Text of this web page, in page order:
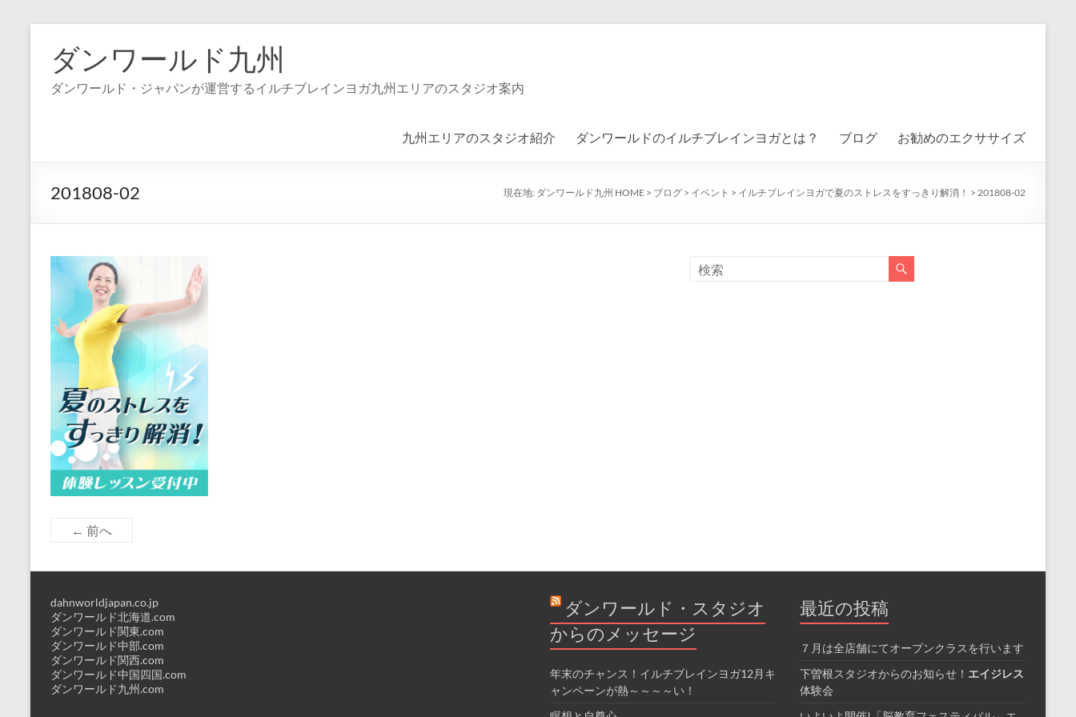
ダンワールド九州
ダンワールド・ジャパンが運営するイルチブレインヨガ九州エリアのスタジオ案内
九州エリアのスタジオ紹介 ダンワールドのイルチブレインヨガとは？ ブログ お勧めのエクササイズ
201808-02 現在地: ダンワールド九州 HOME > ブログ > イベント > イルチブレインヨガで夏のストレスをすっきり解消！ > 201808-02
← 前へ
dahnworldjapan.co.jp
ダンワールド北海道.com
ダンワールド関東.com
ダンワールド中部.com
ダンワールド関西.com
ダンワールド中国四国.com
ダンワールド九州.com
ダンワールド・スタジオ
からのメッセージ
年末のチャンス！イルチブレインヨガ12月キ
ャンペーンが熱～～～～い！
最近の投稿
７月は全店舗にてオープンクラスを行います
下曽根スタジオからのお知らせ！ エイジレス
体験会